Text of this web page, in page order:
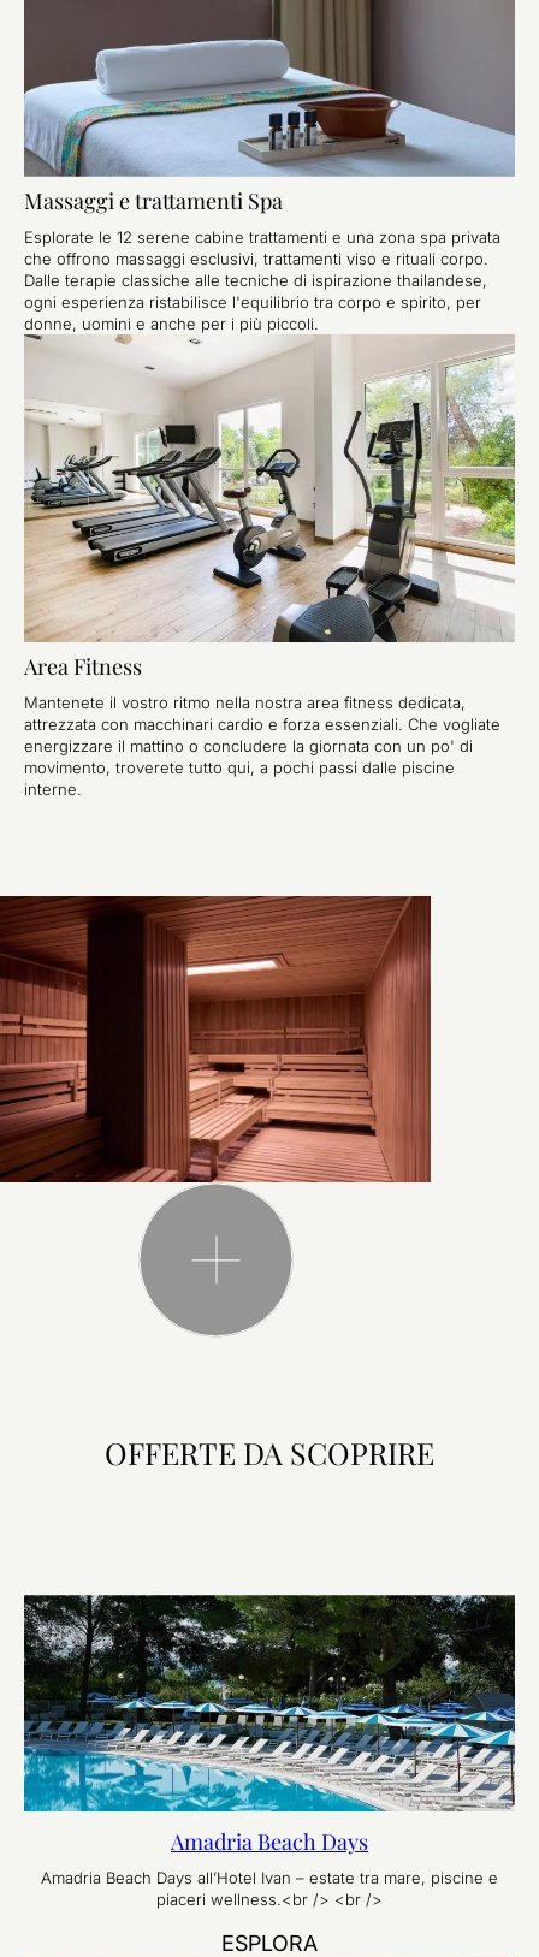
Massaggi e trattamenti Spa
Esplorate le 12 serene cabine trattamenti e una zona spa privata
che offrono massaggi esclusivi, trattamenti viso e rituali corpo.
Dalle terapie classiche alle tecniche di ispirazione thailandese,
ogni esperienza ristabilisce l'equilibrio tra corpo e spirito, per
donne, uomini e anche per i più piccoli.
Area Fitness
Mantenete il vostro ritmo nella nostra area fitness dedicata,
attrezzata con macchinari cardio e forza essenziali. Che vogliate
energizzare il mattino o concludere la giornata con un po' di
movimento, troverete tutto qui, a pochi passi dalle piscine
interne.
OFFERTE DA SCOPRIRE
Amadria Beach Days
Amadria Beach Days all’Hotel Ivan – estate tra mare, piscine e
piaceri wellness.<br /> <br />
ESPLORA